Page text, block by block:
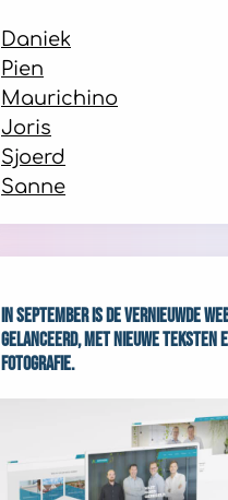
Daniek
Pien
Maurichino
Joris
Sjoerd
Sanne
In september is de vernieuwde
gelanceerd, met nieuwe teksten
fotografie.